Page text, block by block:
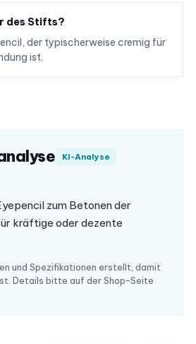
des Stifts?
der typischerweise cremig für
ist.
KI-Analyse
zum Betonen der
kräftige oder dezente
und Spezifikationen erstellt, damit
Details bitte auf der Shop-Seite